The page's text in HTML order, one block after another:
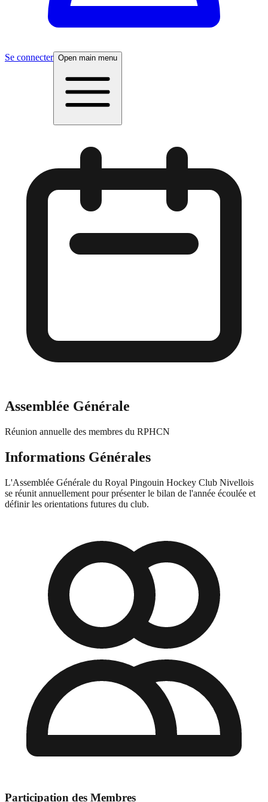
Se connecter Open main menu
Assemblée Générale
Réunion annuelle des membres du RPHCN
Informations Générales
L'Assemblée Générale du Royal Pingouin Hockey Club Nivellois
se réunit annuellement pour présenter le bilan de l'année écoulée et
définir les orientations futures du club.
Participation des Membres